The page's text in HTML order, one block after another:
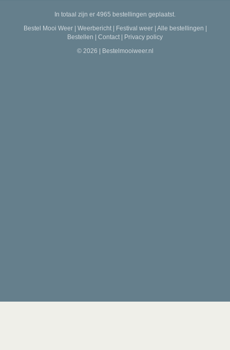
In totaal zijn er 4965 bestellingen geplaatst.
Bestel Mooi Weer| Weerbericht| Festival weer| Alle bestellingen |
Bestellen | Contact | Privacy policy
© 2026 | Bestelmooiweer.nl